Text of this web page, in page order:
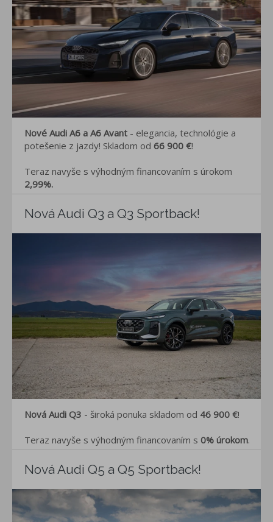
Nové Audi A6 a A6 Avant - elegancia, technológie a
potešenie z jazdy! Skladom od 66 900 €!
Teraz navyše s výhodným financovaním s úrokom
2,99%.
Nová Audi Q3 a Q3 Sportback!
Nová Audi Q3 - široká ponuka skladom od 46 900 €!
Teraz navyše s výhodným financovaním s 0% úrokom.
Nová Audi Q5 a Q5 Sportback!